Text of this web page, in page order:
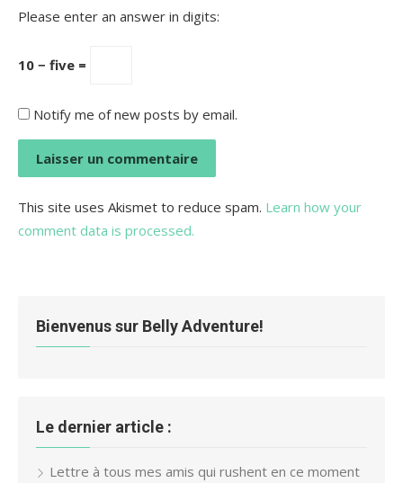
Please enter an answer in digits:
10 − five =
Notify me of new posts by email.
This site uses Akismet to reduce spam. Learn how your
comment data is processed.
Bienvenus sur Belly Adventure!
Le dernier article :
Lettre à tous mes amis qui rushent en ce moment